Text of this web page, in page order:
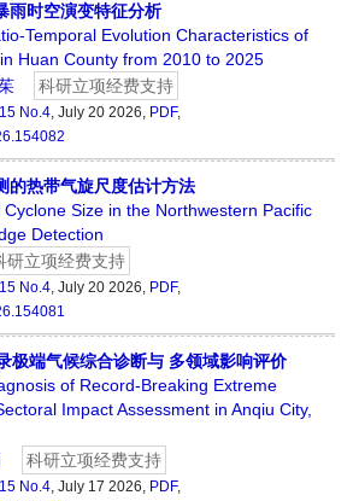
雨时空演变特征分析
Temporal Evolution Characteristics of
Huan County from 2010 to 2025
科研立项经费支持
No.4, July 20 2026, PDF,
的热带气旋尺度估计方法
Size in the Northwestern Pacific
Detection
研立项经费支持
No.4, July 20 2026, PDF,
极端气候综合诊断与 多领域影响评价
of Record-Breaking Extreme
Impact Assessment in Anqiu City,
科研立项经费支持
No.4, July 17 2026, PDF,